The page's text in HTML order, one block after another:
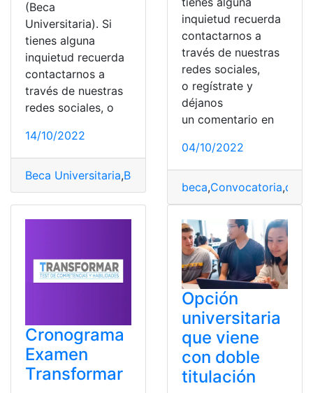
(Beca
Universitaria). Si
tienes alguna
inquietud recuerda
contactarnos a
través de nuestras
redes sociales, o
14/10/2022
Beca Universitaria,Becas Consultas,Jóvenes
inquietud recuerda
contactarnos a
través de nuestras
redes sociales,
o regístrate y
déjanos
un comentario en
04/10/2022
beca,Convocatoria,
Cronograma
Examen
Transformar
Opción
universitaria
que viene
con doble
titulación